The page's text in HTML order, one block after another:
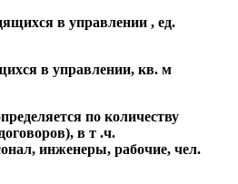
в управлении , ед.
в управлении, кв. м
по количеству
в т .ч.
инженеры, рабочие, чел.